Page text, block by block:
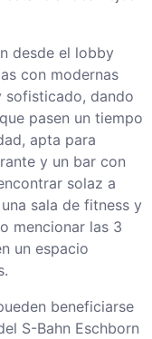
desde el lobby
con modernas
sofisticado, dando
pasen un tiempo
apta para
y un bar con
solaz a
sala de fitness y
mencionar las 3
un espacio
beneficiarse
S-Bahn Eschborn